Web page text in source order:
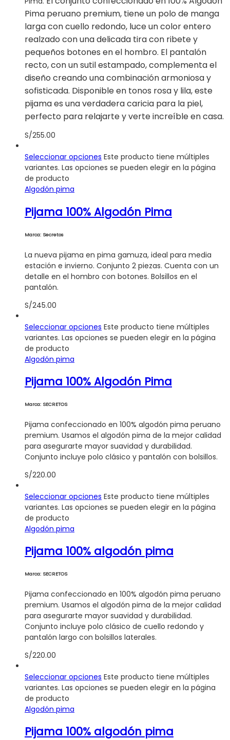
Pima peruano premium, tiene un polo de manga
larga con cuello redondo, luce un color entero
realzado con una delicada tira con ribete y
pequeños botones en el hombro. El pantalón
recto, con un sutil estampado, complementa el
diseño creando una combinación armoniosa y
sofisticada. Disponible en tonos rosa y lila, este
pijama es una verdadera caricia para la piel,
perfecto para relajarte y verte increíble en casa.
S/255.00
Seleccionar opciones Este producto tiene múltiples
variantes. Las opciones se pueden elegir en la página
de producto
Algodón pima
Pijama 100% Algodón Pima
Marca: Secretos
La nueva pijama en pima gamuza, ideal para media
estación e invierno. Conjunto 2 piezas. Cuenta con un
detalle en el hombro con botones. Bolsillos en el
pantalón.
S/245.00
Seleccionar opciones Este producto tiene múltiples
variantes. Las opciones se pueden elegir en la página
de producto
Algodón pima
Pijama 100% Algodón Pima
Marca: SECRETOS
Pijama confeccionado en 100% algodón pima peruano
premium. Usamos el algodón pima de la mejor calidad
para asegurarte mayor suavidad y durabilidad.
Conjunto incluye polo clásico y pantalón con bolsillos.
S/220.00
Seleccionar opciones Este producto tiene múltiples
variantes. Las opciones se pueden elegir en la página
de producto
Algodón pima
Pijama 100% algodón pima
Marca: SECRETOS
Pijama confeccionado en 100% algodón pima peruano
premium. Usamos el algodón pima de la mejor calidad
para asegurarte mayor suavidad y durabilidad.
Conjunto incluye polo clásico de cuello redondo y
pantalón largo con bolsillos laterales.
S/220.00
Seleccionar opciones Este producto tiene múltiples
variantes. Las opciones se pueden elegir en la página
de producto
Algodón pima
Pijama 100% algodón pima